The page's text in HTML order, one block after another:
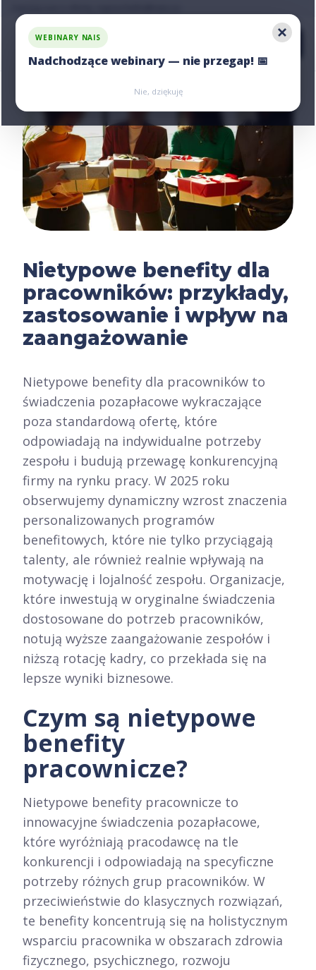
Nietypowe benefity dla
pracowników: przykłady,
zastosowanie i wpływ na
zaangażowanie
Nietypowe benefity dla pracowników to
świadczenia pozapłacowe wykraczające
poza standardową ofertę, które
odpowiadają na indywidualne potrzeby
zespołu i budują przewagę konkurencyjną
firmy na rynku pracy. W 2025 roku
obserwujemy dynamiczny wzrost znaczenia
personalizowanych programów
benefitowych, które nie tylko przyciągają
talenty, ale również realnie wpływają na
motywację i lojalność zespołu. Organizacje,
które inwestują w oryginalne świadczenia
dostosowane do potrzeb pracowników,
notują wyższe zaangażowanie zespołów i
niższą rotację kadry, co przekłada się na
lepsze wyniki biznesowe.​
Czym są nietypowe
benefity
pracownicze?
Nietypowe benefity pracownicze to
innowacyjne świadczenia pozapłacowe,
które wyróżniają pracodawcę na tle
konkurencji i odpowiadają na specyficzne
potrzeby różnych grup pracowników. W
przeciwieństwie do klasycznych rozwiązań,
te benefity koncentrują się na holistycznym
wsparciu pracownika w obszarach zdrowia
fizycznego, psychicznego, rozwoju
WEBINARY NAIS
Nadchodzące webinary — nie przegap! 📅
Zarejestruj się
Zarejestruj się
Nie, dziękuję